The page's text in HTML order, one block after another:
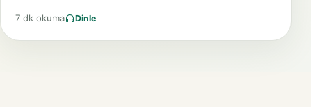
7 dk okuma Dinle